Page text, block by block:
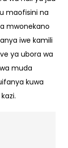
maofisini na
mwonekano
iwe kamili
ya ubora wa
muda
kuwa